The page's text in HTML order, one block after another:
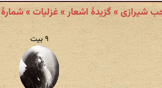
شیرازی » گزیدهٔ اشعار » غزلیات » شمارهٔ ۶۶
۹ بیت